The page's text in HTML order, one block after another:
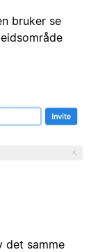
bruker se
det samme